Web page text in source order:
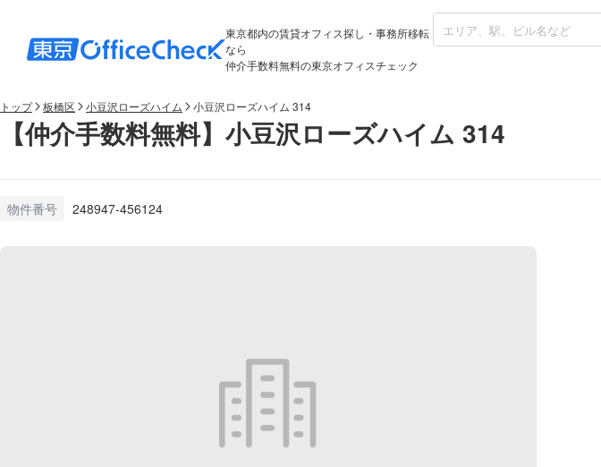
東京都内の賃貸オフィス探し・事務所移転
なら
仲介手数料無料の東京オフィスチェック
トップ 板橋区 小豆沢ローズハイム 小豆沢ローズハイム 314
【仲介手数料無料】小豆沢ローズハイム 314
物件番号 248947-456124